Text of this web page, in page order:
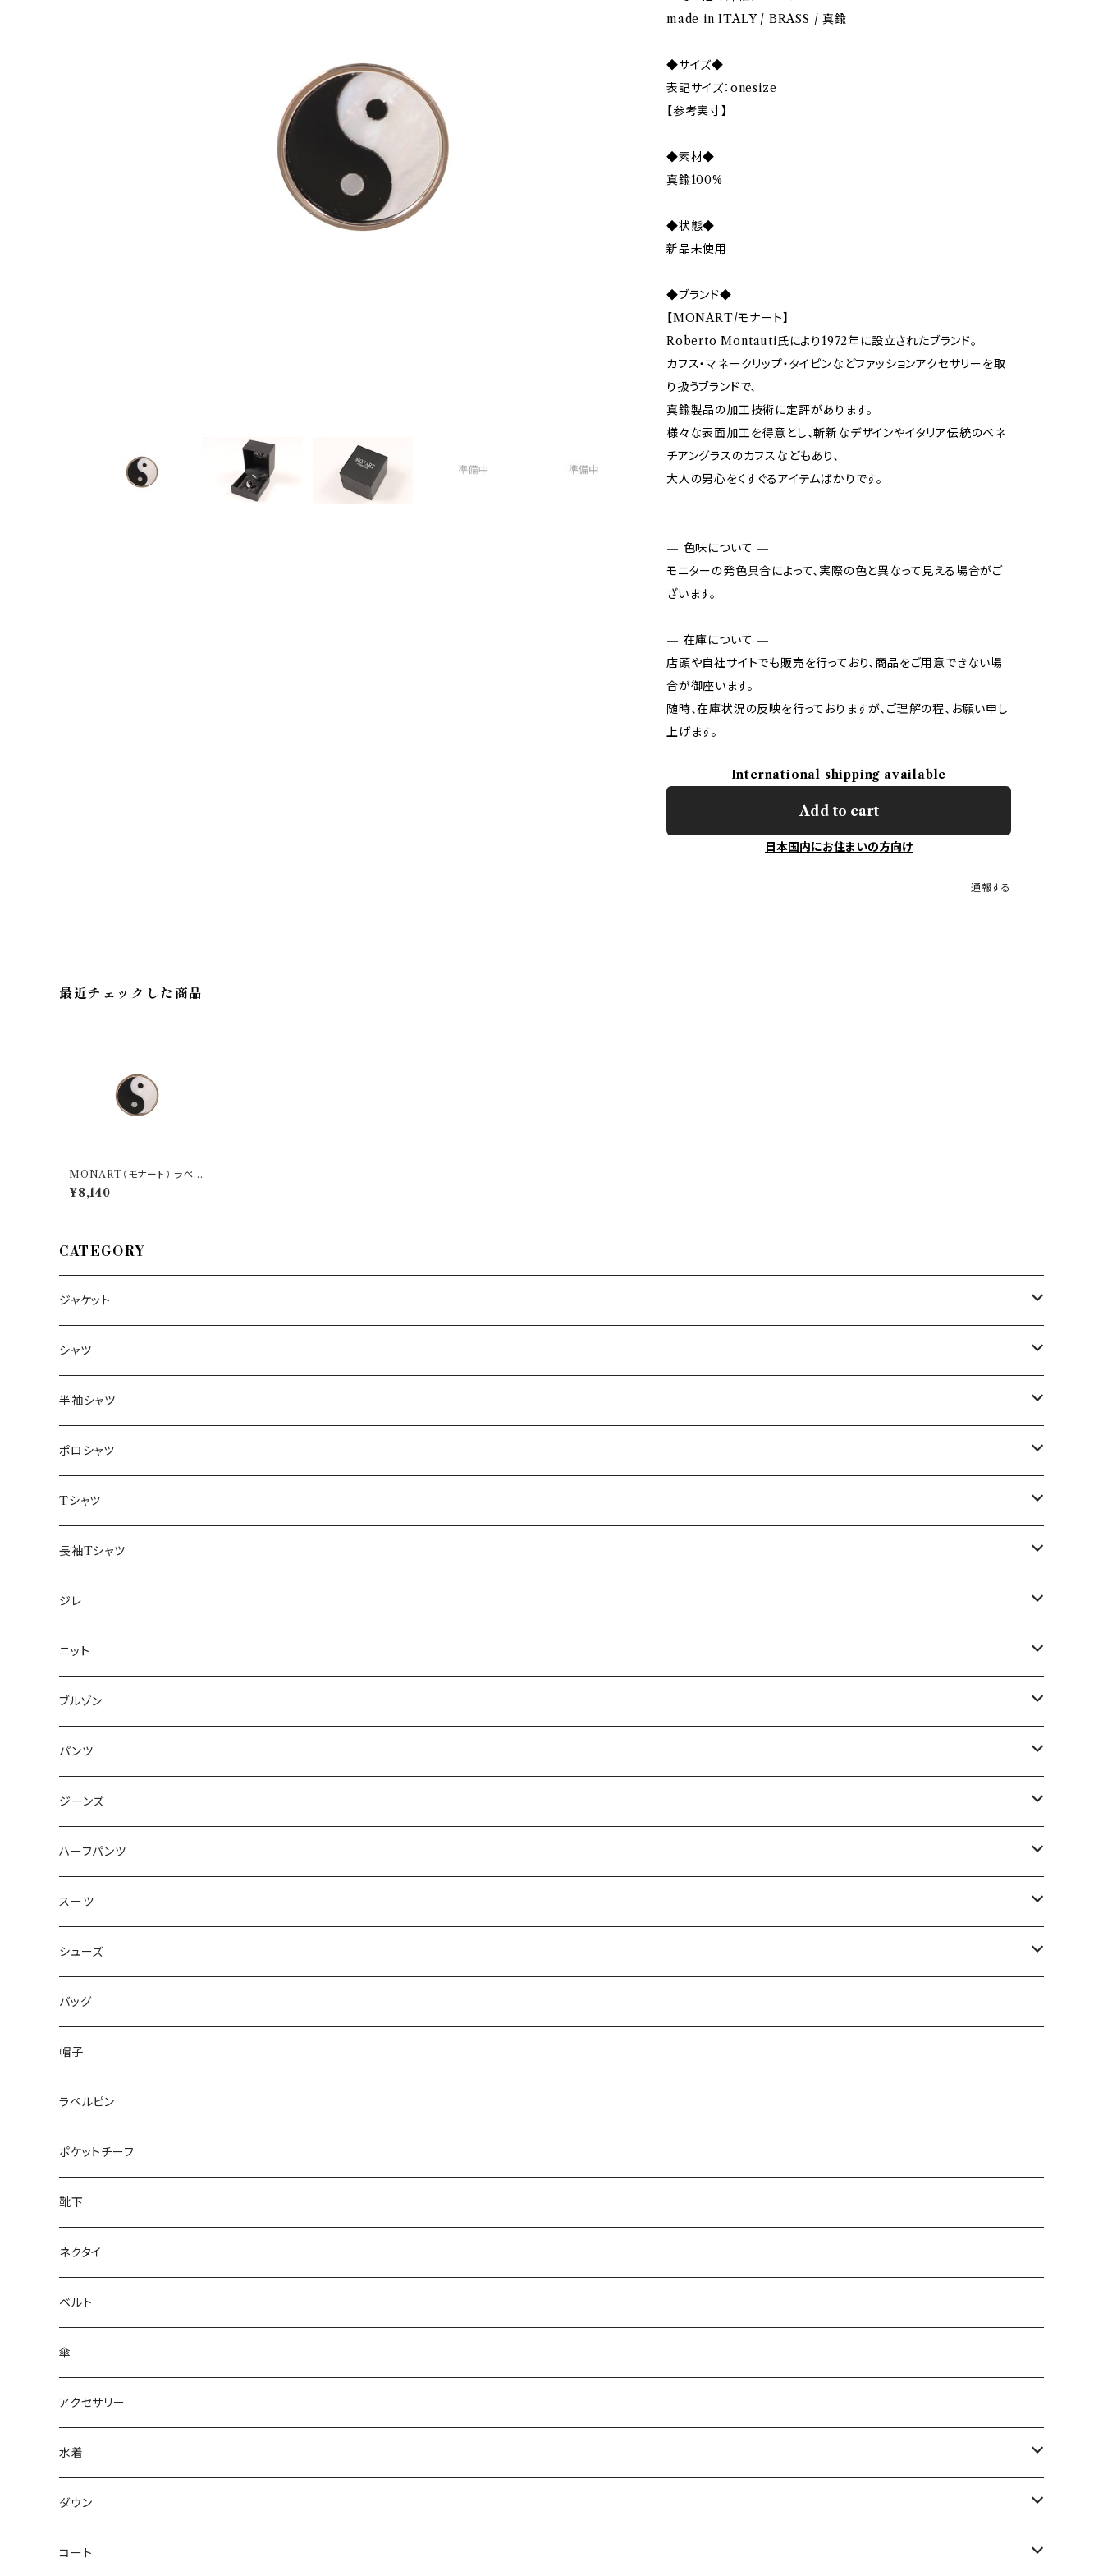
made in ITALY / BRASS / 真鍮
◆サイズ◆
表記サイズ：onesize
【参考実寸】
◆素材◆
真鍮100%
◆状態◆
新品未使用
◆ブランド◆
【MONART/モナート】
Roberto Montauti氏により1972年に設立されたブランド。
カフス・マネークリップ・タイピンなどファッションアクセサリーを取
り扱うブランドで、
真鍮製品の加工技術に定評があります。
様々な表面加工を得意とし、斬新なデザインやイタリア伝統のベネ
チアングラスのカフスなどもあり、
大人の男心をくすぐるアイテムばかりです。
— 色味について —
モニターの発色具合によって、実際の色と異なって見える場合がご
ざいます。
— 在庫について —
店頭や自社サイトでも販売を行っており、商品をご用意できない場
合が御座います。
随時、在庫状況の反映を行っておりますが、ご理解の程、お願い申し
上げます。
International shipping available
Add to cart
日本国内にお住まいの方向け
通報する
最近チェックした商品
MONART（モナート） ラペル
ピン SC/SP/RP 25698
¥8,140
CATEGORY
ジャケット
～44/S
46/M
48/L
50/XL～
シャツ
～44/S
46/M
48/L
50/XL～
半袖シャツ
～44/S
46/M
48/L
50/XL～
ポロシャツ
～44/S
46/M
48/L
50/XL～
Tシャツ
～44/S
46/M
48/L
50/XL～
長袖Tシャツ
～44/S
46/M
48/L
50/XL～
ジレ
～44/S
46/M
48/L
50/XL～
ニット
～44/S
46/M
48/L
50/XL～
ブルゾン
～44/S
46/M
48/L
50/XL～
パンツ
～44/S
46/M
48/L
50/XL～
ジーンズ
～44/S
46/M
48/L
50/XL～
ハーフパンツ
～44/S
46/M
48/L
50/XL～
スーツ
～44/S
46/M
48/L
50/XL～
シューズ
～25.5cm
26cm～
27cm～
28cm～
バッグ
帽子
ラペルピン
ポケットチーフ
靴下
ネクタイ
ベルト
傘
アクセサリー
水着
～44/S
46/M
ダウン
～44/S
コート